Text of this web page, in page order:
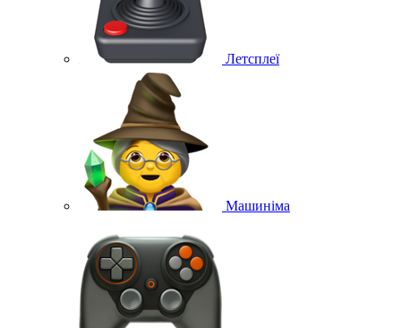
Летсплеї
Машиніма